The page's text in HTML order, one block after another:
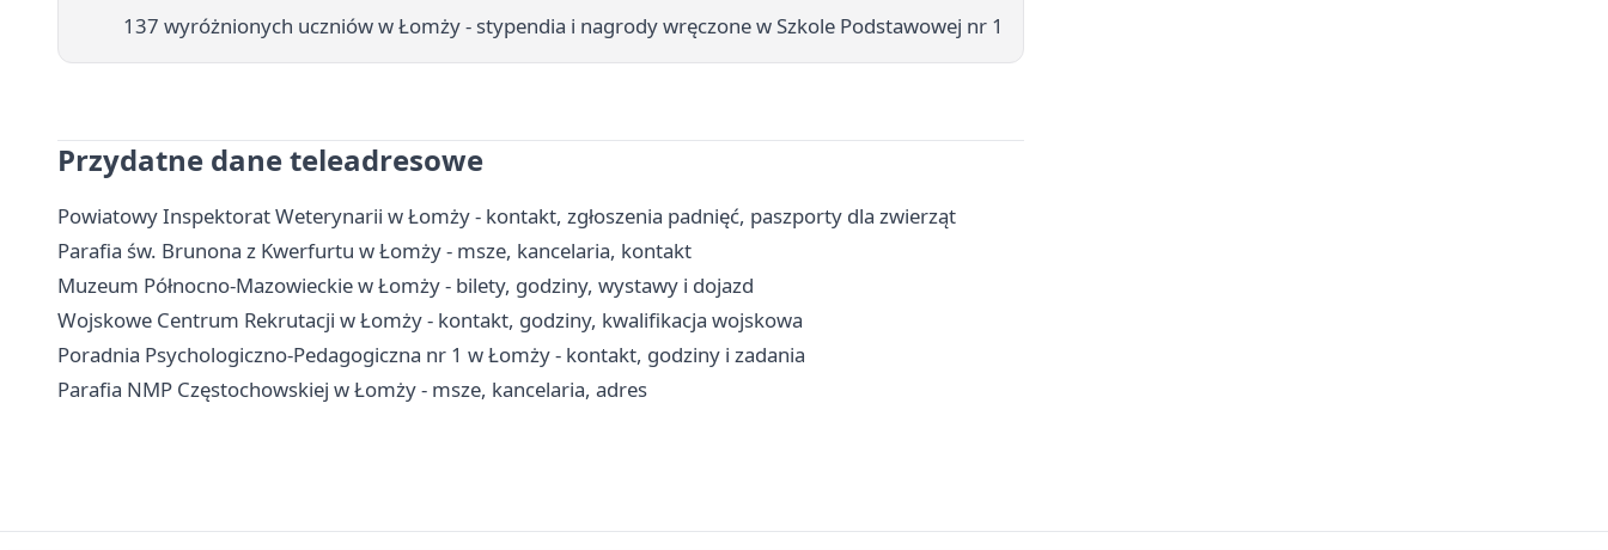
137 wyróżnionych uczniów w Łomży - stypendia i nagrody wręczone w Szkole Podstawowej nr 1
Przydatne dane teleadresowe
Powiatowy Inspektorat Weterynarii w Łomży - kontakt, zgłoszenia padnięć, paszporty dla zwierząt
Parafia św. Brunona z Kwerfurtu w Łomży - msze, kancelaria, kontakt
Muzeum Północno-Mazowieckie w Łomży - bilety, godziny, wystawy i dojazd
Wojskowe Centrum Rekrutacji w Łomży - kontakt, godziny, kwalifikacja wojskowa
Poradnia Psychologiczno-Pedagogiczna nr 1 w Łomży - kontakt, godziny i zadania
Parafia NMP Częstochowskiej w Łomży - msze, kancelaria, adres